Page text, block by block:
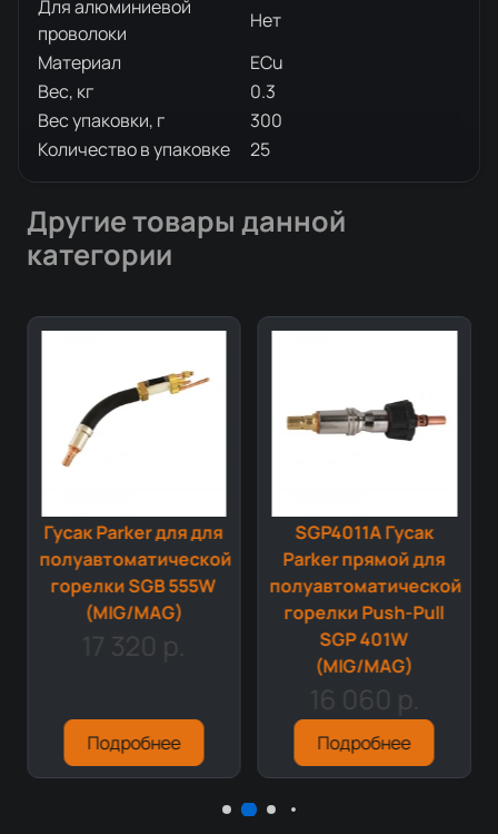
Для алюминиевой
проволоки
Нет
Материал
ECu
Вес, кг
0.3
Вес упаковки, г
300
Количество в упаковке
25
Другие товары данной
категории
Гусак Parker для для
полуавтоматической
горелки SGB 555W
(MIG/MAG)
17 320 р.
Подробнее
SGP4011A Гусак
Parker прямой для
полуавтоматической
горелки Push-Pull
SGP 401W
(MIG/MAG)
16 060 р.
Подробнее